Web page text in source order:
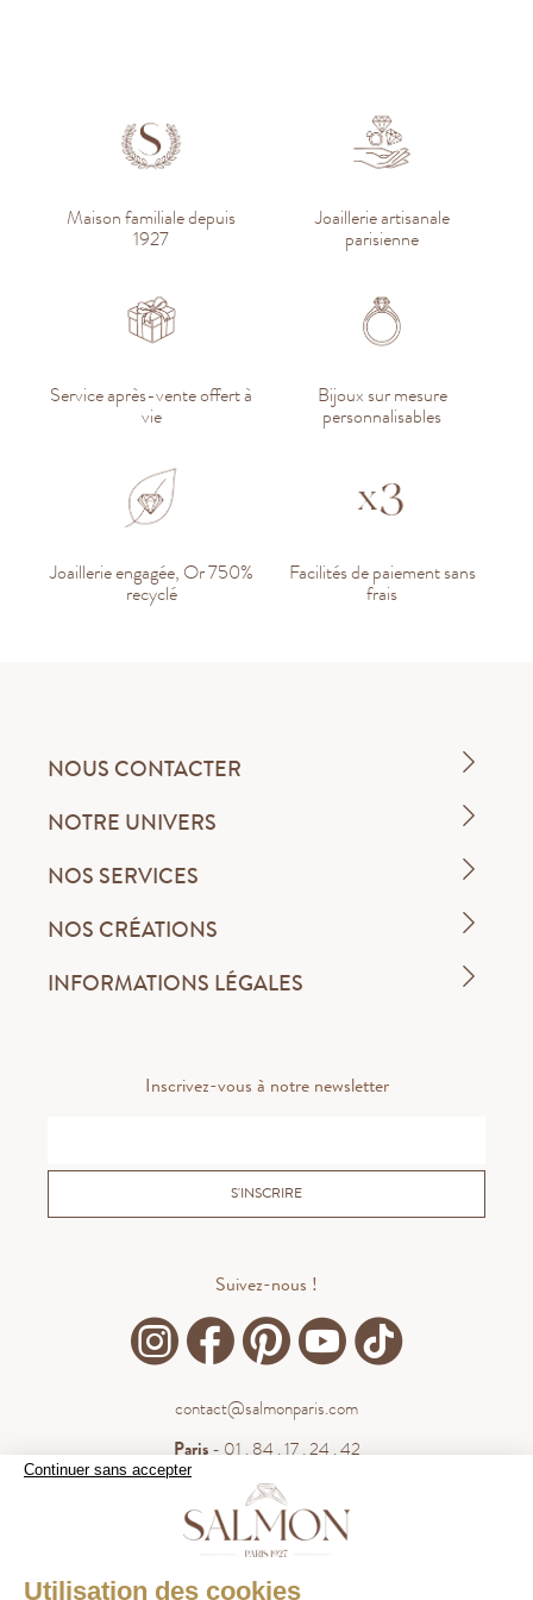
Continuer sans accepter
Utilisation des cookies
WHATSAPP
Maison familiale depuis
1927
Joaillerie artisanale
parisienne
Service après-vente offert à
vie
Bijoux sur mesure
personnalisables
Joaillerie engagée, Or 750%
recyclé
Facilités de paiement sans
frais
NOUS CONTACTER
NOTRE UNIVERS
NOS SERVICES
NOS CRÉATIONS
INFORMATIONS LÉGALES
Inscrivez-vous à notre newsletter
S'INSCRIRE
Suivez-nous !
contact@salmonparis.com
Paris- 01 . 84 . 17 . 24 . 42
- 05 . 35 . 54 . 45 . 53
WhatsApp- 07 . 81 . 63 . 76 . 57